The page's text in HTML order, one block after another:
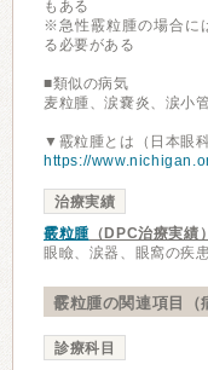
もある
※急性霰粒腫の場合に
る必要がある
■類似の病気
麦粒腫、涙嚢炎、涙小
▼霰粒腫とは（日本眼科
https://
治療実績
霰粒腫（DPC治療実績）
眼瞼、涙器、眼窩の疾患
霰粒腫の関連項目（
診療科目